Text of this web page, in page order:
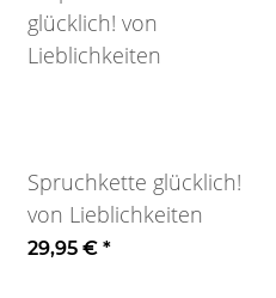
Spruchkette glücklich!
von Lieblichkeiten
29,95 € *